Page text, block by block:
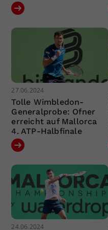
27.06.2024
Tolle Wimbledon-
Generalprobe: Ofner
erreicht auf Mallorca
4. ATP-Halbfinale
24.06.2024